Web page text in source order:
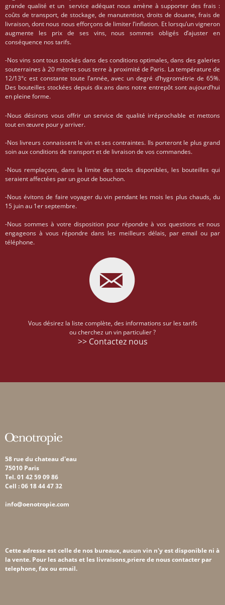
grande qualité et un service adéquat nous amène à supporter des frais :
coûts de transport, de stockage, de manutention, droits de douane, frais de
livraison, dont nous nous efforçons de limiter l’inflation. Et lorsqu’un vigneron
augmente les prix de ses vins, nous sommes obligés d’ajuster en
conséquence nos tarifs.
-Nos vins sont tous stockés dans des conditions optimales, dans des galeries
souterraines à 20 mètres sous terre à proximité de Paris. La température de
12/13°c est constante toute l’année, avec un degré d’hygrométrie de 65%.
Des bouteilles stockées depuis dix ans dans notre entrepôt sont aujourd’hui
en pleine forme.
-Nous désirons vous offrir un service de qualité irréprochable et mettons
tout en œuvre pour y arriver.
-Nos livreurs connaissent le vin et ses contraintes. Ils porteront le plus grand
soin aux conditions de transport et de livraison de vos commandes.
-Nous remplaçons, dans la limite des stocks disponibles, les bouteilles qui
seraient affectées par un gout de bouchon.
-Nous évitons de faire voyager du vin pendant les mois les plus chauds, du
15 juin au 1er septembre.
-Nous sommes à votre disposition pour répondre à vos questions et nous
engageons à vous répondre dans les meilleurs délais, par email ou par
téléphone.
Vous désirez la liste complète, des informations sur les tarifs
ou cherchez un vin particulier ?
>> Contactez nous
58 rue du chateau d'eau
75010 Paris
Tel. 01 42 59 09 86
Cell : 06 18 44 47 32
info@oenotropie.com
Cette adresse est celle de nos bureaux, aucun vin n'y est disponible ni à
la vente. Pour les achats et les livraisons,priere de nous contacter par
telephone, fax ou email.